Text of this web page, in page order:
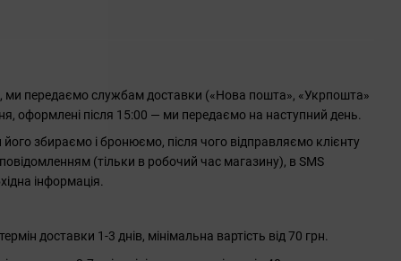
ми передаємо службам доставки («Нова пошта», «Укрпошта»
оформлені після 15:00 — ми передаємо на наступний день.
збираємо і бронюємо, після чого відправляємо клієнту
(тільки в робочий час магазину), в SMS
інформація.
доставки 1-3 днів, мінімальна вартість від 70 грн.